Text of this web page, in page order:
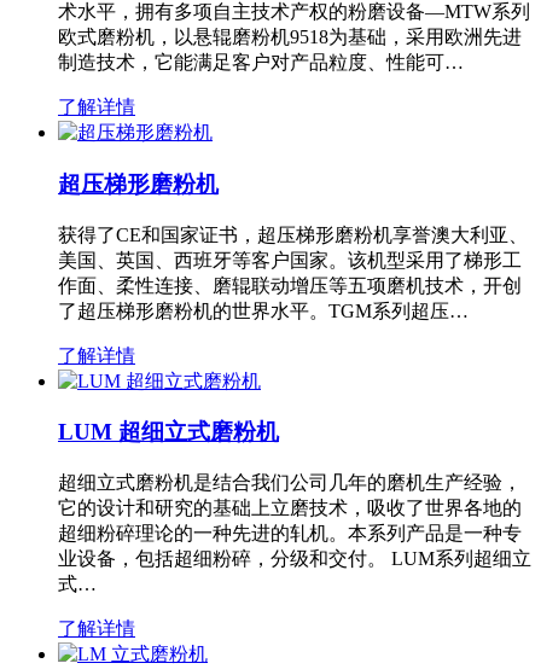
术水平，拥有多项自主技术产权的粉磨设备—MTW系列
欧式磨粉机，以悬辊磨粉机9518为基础，采用欧洲先进
制造技术，它能满足客户对产品粒度、性能可…
了解详情
超压梯形磨粉机
获得了CE和国家证书，超压梯形磨粉机享誉澳大利亚、
美国、英国、西班牙等客户国家。该机型采用了梯形工
作面、柔性连接、磨辊联动增压等五项磨机技术，开创
了超压梯形磨粉机的世界水平。TGM系列超压…
了解详情
LUM 超细立式磨粉机
超细立式磨粉机是结合我们公司几年的磨机生产经验，
它的设计和研究的基础上立磨技术，吸收了世界各地的
超细粉碎理论的一种先进的轧机。本系列产品是一种专
业设备，包括超细粉碎，分级和交付。 LUM系列超细立
式…
了解详情